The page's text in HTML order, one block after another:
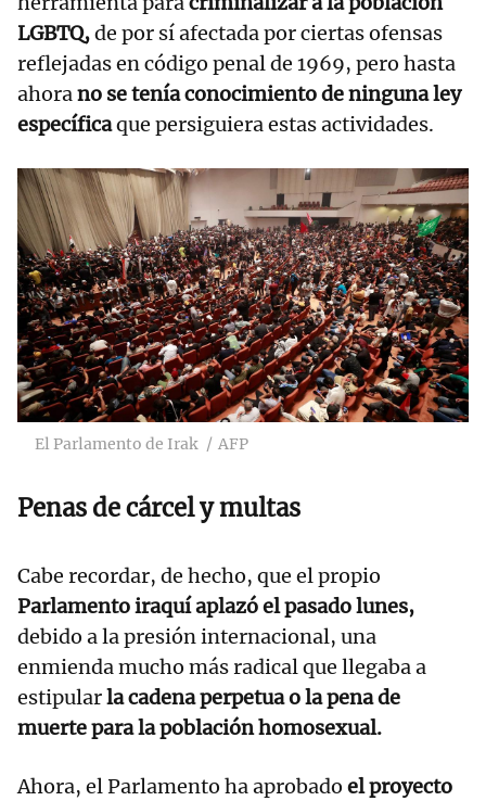
LGBTQ,de por sí afectada por ciertas ofensas
reflejadas en código penal de 1969, pero hasta
ahorano se tenía conocimiento de ninguna ley
específicaque persiguiera estas actividades.
El Parlamento de Irak AFP
Penas de cárcel y multas
Cabe recordar, de hecho, que el propio
Parlamento iraquí aplazó el pasado lunes,
debido a la presión internacional, una
enmienda mucho más radical que llegaba a
estipularla cadena perpetua o la pena de
muerte para la población homosexual.
Ahora, el Parlamento ha aprobado el proyecto